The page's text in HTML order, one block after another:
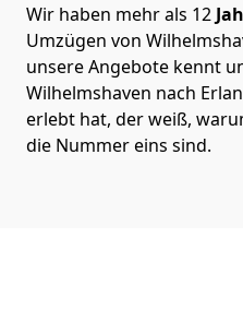
Wir haben mehr als 12
Umzügen von
unsere Angebote kennt
Wilhelmshaven nach
erlebt hat, der weiß,
die Nummer eins sind.